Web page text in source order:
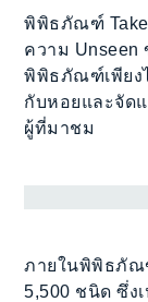
พิพิธภัณฑ์
ความ Unseen
พิพิธภัณฑ์เพียง
กับหอยและจัด
ผู้ที่มาชม
ภายในพิพิธภัณ
5,500 ชนิด ซึ่ง